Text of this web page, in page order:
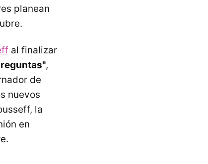
planean
al finalizar
,
de
nuevos
la
en